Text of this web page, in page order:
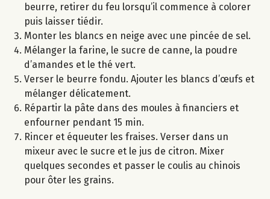
beurre, retirer du feu lorsqu’il commence à colorer
puis laisser tiédir.
Monter les blancs en neige avec une pincée de sel.
Mélanger la farine, le sucre de canne, la poudre
d’amandes et le thé vert.
Verser le beurre fondu. Ajouter les blancs d’œufs et
mélanger délicatement.
Répartir la pâte dans des moules à financiers et
enfourner pendant 15 min.
Rincer et équeuter les fraises. Verser dans un
mixeur avec le sucre et le jus de citron. Mixer
quelques secondes et passer le coulis au chinois
pour ôter les grains.